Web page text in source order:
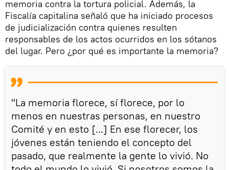
memoria contra la tortura policial. Además, la
Fiscalía capitalina señaló que ha iniciado procesos
de judicialización contra quienes resulten
responsables de los actos ocurridos en los sótanos
del lugar. Pero ¿por qué es importante la memoria?
"La memoria florece, sí florece, por lo
menos en nuestras personas, en nuestro
Comité y en esto [...] En ese florecer, los
jóvenes están teniendo el concepto del
pasado, que realmente la gente lo vivió. No